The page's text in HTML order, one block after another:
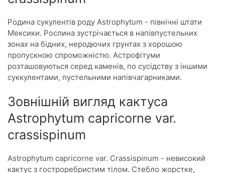
Родина сукулентів роду Astrophytum - північні штати
Мексики. Рослина зустрічається в напівпустельних
зонах на бідних, неродючих грунтах з хорошою
пропускною спроможністю. Астрофітуми
розташовуються серед каменів, по сусідству з іншими
суккулентами, пустельними напівчагарниками.
Зовнішній вигляд кактуса
Astrophytum capricorne var.
crassispinum
Astrophytum capricorne var. Crassispinum - невисокий
кактус з гостроребристим тілом. Стебло жорстке,